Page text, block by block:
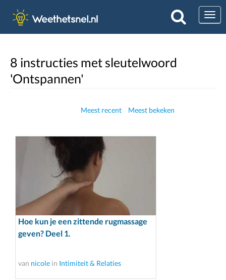
8 instructies met sleutelwoord
'Ontspannen'
Meest recent Meest bekeken
Hoe kun je een zittende rugmassage
geven? Deel 1.
van nicole in Intimiteit & Relaties